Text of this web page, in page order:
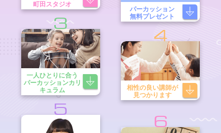
町田スタジオ
パーカッション
無料プレゼント
3
一人ひとりに合う
パーカッションカリ
キュラム
4
相性の良い講師が
見つかります
5
6